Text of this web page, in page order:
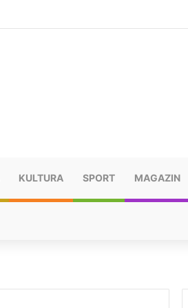
KULTURA SPORT MAGAZIN